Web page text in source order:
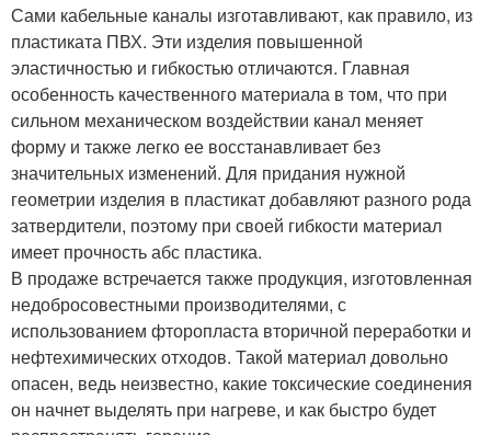
Сами кабельные каналы изготавливают, как правило, из
пластиката ПВХ. Эти изделия повышенной
эластичностью и гибкостью отличаются. Главная
особенность качественного материала в том, что при
сильном механическом воздействии канал меняет
форму и также легко ее восстанавливает без
значительных изменений. Для придания нужной
геометрии изделия в пластикат добавляют разного рода
затвердители, поэтому при своей гибкости материал
имеет прочность абс пластика.
В продаже встречается также продукция, изготовленная
недобросовестными производителями, с
использованием фторопласта вторичной переработки и
нефтехимических отходов. Такой материал довольно
опасен, ведь неизвестно, какие токсические соединения
он начнет выделять при нагреве, и как быстро будет